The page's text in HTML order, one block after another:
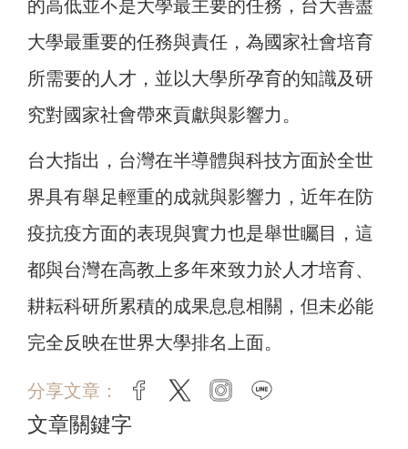
的高低並不是大學最主要的任務，台大善盡
大學最重要的任務與責任，為國家社會培育
所需要的人才，並以大學所孕育的知識及研
究對國家社會帶來貢獻與影響力。
台大指出，台灣在半導體與科技方面於全世
界具有舉足輕重的成就與影響力，近年在防
疫抗疫方面的表現與實力也是舉世矚目，這
都與台灣在高教上多年來致力於人才培育、
耕耘科研所累積的成果息息相關，但未必能
完全反映在世界大學排名上面。
分享文章： facebook
twitter instagram
文章關鍵字